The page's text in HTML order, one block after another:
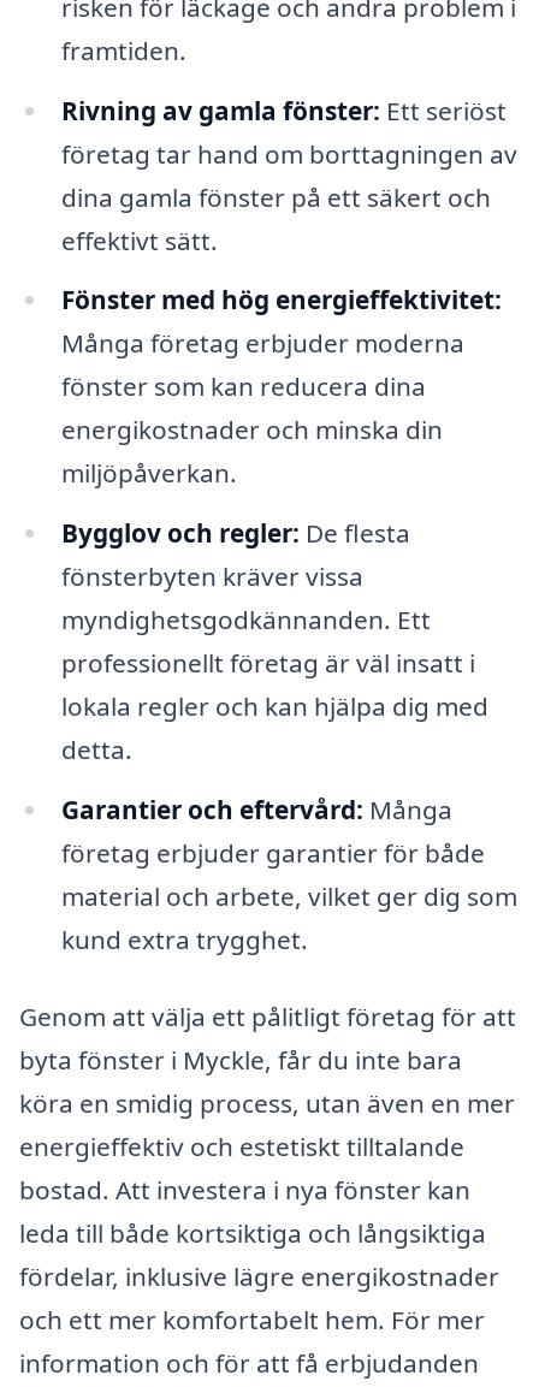
risken för läckage och andra problem i
framtiden.
Rivning av gamla fönster: Ett seriöst
företag tar hand om borttagningen av
dina gamla fönster på ett säkert och
effektivt sätt.
Fönster med hög energieffektivitet:
Många företag erbjuder moderna
fönster som kan reducera dina
energikostnader och minska din
miljöpåverkan.
Bygglov och regler: De flesta
fönsterbyten kräver vissa
myndighetsgodkännanden. Ett
professionellt företag är väl insatt i
lokala regler och kan hjälpa dig med
detta.
Garantier och eftervård: Många
företag erbjuder garantier för både
material och arbete, vilket ger dig som
kund extra trygghet.
Genom att välja ett pålitligt företag för att
byta fönster i Myckle, får du inte bara
köra en smidig process, utan även en mer
energieffektiv och estetiskt tilltalande
bostad. Att investera i nya fönster kan
leda till både kortsiktiga och långsiktiga
fördelar, inklusive lägre energikostnader
och ett mer komfortabelt hem. För mer
information och för att få erbjudanden